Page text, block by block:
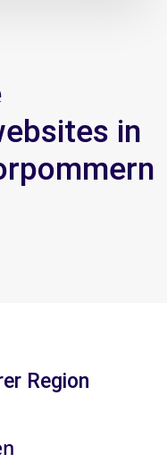
in
Region